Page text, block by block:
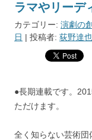
ラマやリーデ
カテゴリー: 演劇の
日 | 投稿者: 荻野達也
●長期連載です。
ただけます。
全く知らない芸術